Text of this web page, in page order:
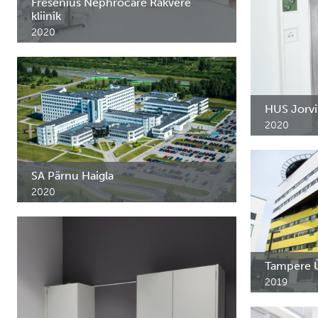
HUS
2020
Jorvi
kliinik
2020
Dialüüsikliiniku erimööbel.
SA Pärnu Haigla
2020
Erimööbel, vastuvõtuletid, garderoob,
seinapaneelid
Tampere
2019
FlexShelf